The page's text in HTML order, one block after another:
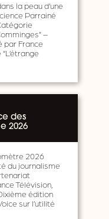
la peau d’une
Parrainé
–
par France
des
2026
2026
du journalisme
Télévision,
édition
sur l’utilité